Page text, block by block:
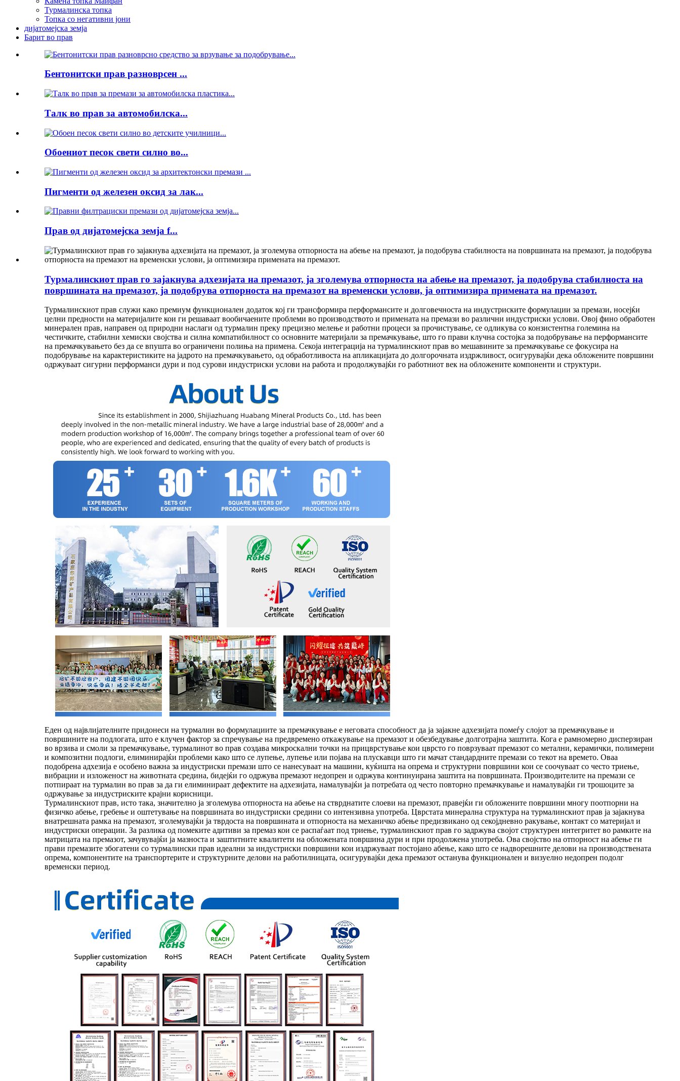
Турмалинска топка
Топка со негативни јони
дијатомејска земја
Барит во прав
Бентонитски прав разноврсен ...
Талк во прав за автомобилска...
Обоениот песок свети силно во...
Пигменти од железен оксид за лак...
Прав од дијатомејска земја f...
Турмалинскиот прав го зајакнува адхезијата на премазот, ја зголемува отпорноста на абење на премазот, ја подобрува стабилноста на
површината на премазот, ја подобрува отпорноста на премазот на временски услови, ја оптимизира примената на премазот.
Турмалинскиот прав служи како премиум функционален додаток кој ги трансформира перформансите и долговечноста на индустриските формулации за премази, носејќи
целни предности на материјалите кои ги решаваат вообичаените проблеми во производството и примената на премази во различни индустриски услови. Овој фино обработен
минерален прав, направен од природни наслаги од турмалин преку прецизно мелење и работни процеси за прочистување, се одликува со конзистентна големина на
честичките, стабилни хемиски својства и силна компатибилност со основните материјали за премачкување, што го прави клучна состојка за подобрување на перформансите
на премачкувањето без да се впушта во ограничени полиња на примена. Секоја интеграција на турмалинскиот прав во мешавините за премачкување се фокусира на
подобрување на карактеристиките на јадрото на премачкувањето, од обработливоста на апликацијата до долгорочната издржливост, осигурувајќи дека обложените површини
одржуваат сигурни перформанси дури и под сурови индустриски услови на работа и продолжувајќи го работниот век на обложените компоненти и структури.
Еден од највлијателните придонеси на турмалин во формулациите за премачкување е неговата способност да ја зајакне адхезијата помеѓу слојот за премачкување и
површините на подлогата, што е клучен фактор за спречување на предвремено откажување на премазот и обезбедување долготрајна заштита. Кога е рамномерно дисперзиран
во врзива и смоли за премачкување, турмалинот во прав создава микроскални точки на прицврстување кои цврсто го поврзуваат премазот со метални, керамички, полимерни
и композитни подлоги, елиминирајќи проблеми како што се лупење, лупење или појава на плускавци што ги мачат стандардните премази со текот на времето. Оваа
подобрена адхезија е особено важна за индустриски премази што се нанесуваат на машини, куќишта на опрема и структурни површини кои се соочуваат со често триење,
вибрации и изложеност на животната средина, бидејќи го одржува премазот недопрен и одржува континуирана заштита на површината. Производителите на премази се
потпираат на турмалин во прав за да ги елиминираат дефектите на адхезијата, намалувајќи ја потребата од често повторно премачкување и намалувајќи ги трошоците за
одржување за индустриските крајни корисници.
Турмалинскиот прав, исто така, значително ја зголемува отпорноста на абење на стврднатите слоеви на премазот, правејќи ги обложените површини многу поотпорни на
физичко абење, гребење и оштетување на површината во индустриски средини со интензивна употреба. Цврстата минерална структура на турмалинскиот прав ја зајакнува
внатрешната рамка на премазот, зголемувајќи ја тврдоста на површината и отпорноста на механичко абење предизвикано од секојдневно ракување, контакт со материјал и
индустриски операции. За разлика од помеките адитиви за премаз кои се распаѓаат под триење, турмалинскиот прав го задржува својот структурен интегритет во рамките на
матрицата на премазот, зачувувајќи ја мазноста и заштитните квалитети на обложената површина дури и при продолжена употреба. Ова својство на отпорност на абење ги
прави премазите збогатени со турмалински прав идеални за индустриски површини кои издржуваат постојано абење, како што се надворешните делови на производствената
опрема, компонентите на транспортерите и структурните делови на работилницата, осигурувајќи дека премазот останува функционален и визуелно недопрен подолг
временски период.